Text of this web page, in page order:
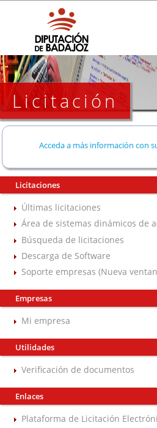
Licitación
Acceda a más información con
Licitaciones
Últimas licitaciones
Área de sistemas dinámicos de
Búsqueda de licitaciones
Descarga de Software
Soporte empresas (Nueva
Empresas
Mi empresa
Utilidades
Verificación de documentos
Enlaces
Plataforma de Licitación